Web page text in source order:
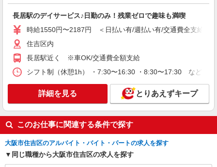
迎など＊大阪市住吉区
時給1550円〜2187円 ＜日払い有/週払い有/交
キープ 詳細を見る
株式会社kotrio /●OS-H2-2068577
長居駅のデイサービス♪日勤のみ！残業ゼロで
趣味も満喫
時給1550円〜2187円 ＜日払い有/週払い有/交
通費全支給(ガソリン代含む)＞
住吉区内
長居駅のデイサービス♪日勤のみ！残業ゼロで趣味も満喫
時給1550円〜2187円 ＜日払い有/週払い有/交通費全支給(ガ
住吉区内
長居駅近く ※車OK/交通費全額支給
シフト制（休憩1h） ・7:30〜16:30 ・8:30〜17:30 など ※
詳細を見る とりあえずキープ
このお仕事に関連する条件で探す
大阪市住吉区のアルバイト・バイト・パートの求人を探す
同じ職種から大阪市住吉区の求人を探す